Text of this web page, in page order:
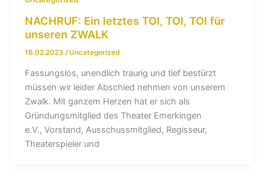
NACHRUF: Ein letztes TOI, TOI, TOI für
unseren ZWALK
16.02.2023 /Uncategorized
Fassungslos, unendlich traurig und tief bestürzt
müssen wir leider Abschied nehmen von unserem
Zwalk. Mit ganzem Herzen hat er sich als
Gründungsmitglied des Theater Emerkingen
e.V., Vorstand, Ausschussmitglied, Regisseur,
Theaterspieler und